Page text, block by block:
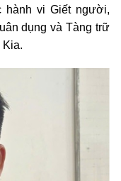
hành vi Giết người,
dụng và Tàng trữ
Kia.